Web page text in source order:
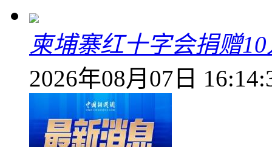
柬埔寨红十字会捐赠
2026年08月07日